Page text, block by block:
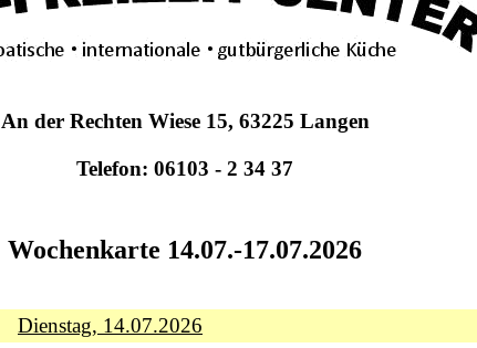
An der Rechten Wiese 15, 63225 Langen
Telefon: 06103 - 2 34 37
Wochenkarte 14.07.-17.07.2026
Dienstag, 14.07.2026